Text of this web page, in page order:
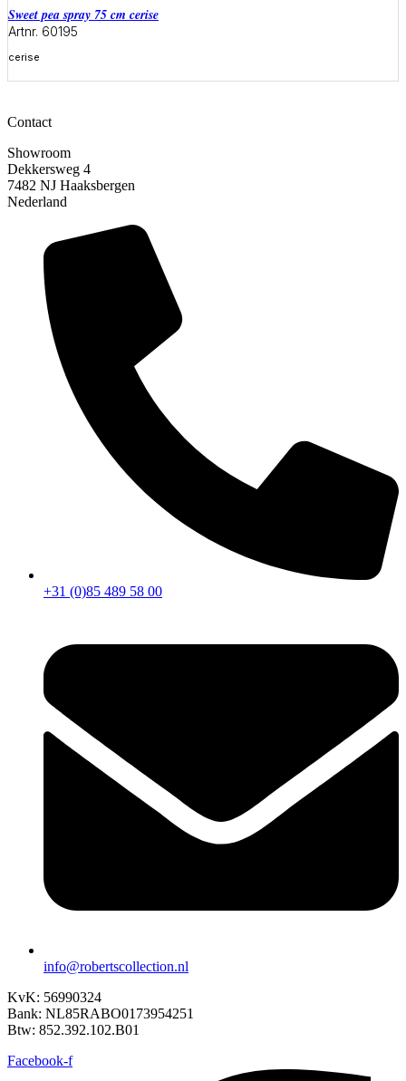
sweet pea spray 75 cm cerise
Artnr. 60195
cerise
Contact
Showroom
Dekkersweg 4
7482 NJ Haaksbergen
Nederland
+31 (0)85 489 58 00
info@robertscollection.nl
KvK: 56990324
Bank: NL85RABO0173954251
Btw: 852.392.102.B01
Facebook-f